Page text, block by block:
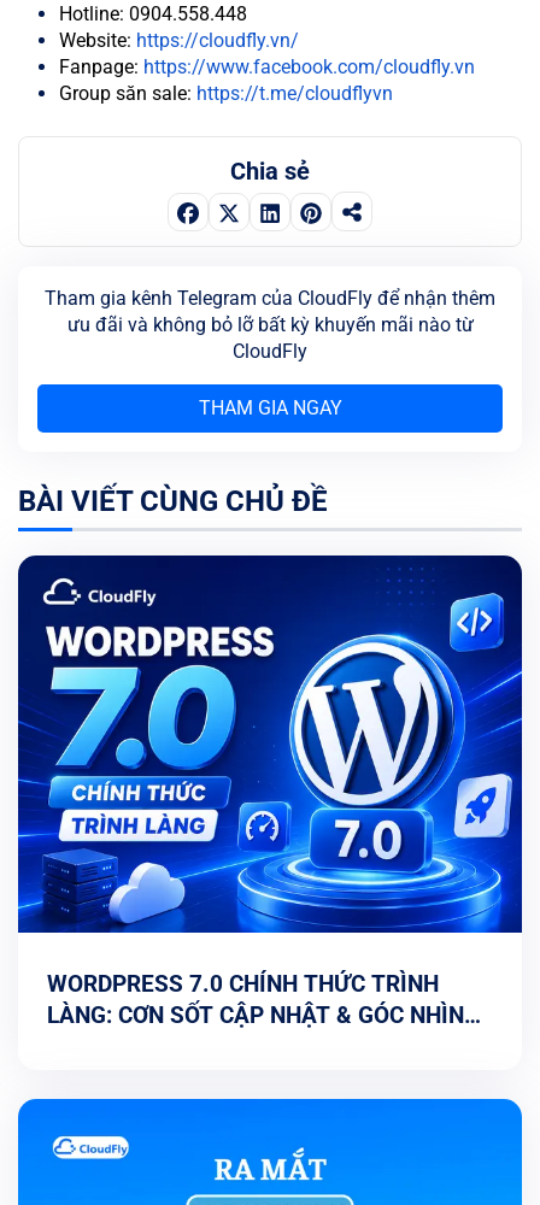
Hotline: 0904.558.448
Website: https://cloudfly.vn/
Fanpage: https://www.facebook.com/cloudfly.vn
Group săn sale: https://t.me/cloudflyvn
Chia sẻ
Tham gia kênh Telegram của CloudFly để nhận thêm
ưu đãi và không bỏ lỡ bất kỳ khuyến mãi nào từ
CloudFly
THAM GIA NGAY
BÀI VIẾT CÙNG CHỦ ĐỀ
WORDPRESS 7.0 CHÍNH THỨC TRÌNH
LÀNG: CƠN SỐT CẬP NHẬT & GÓC NHÌN